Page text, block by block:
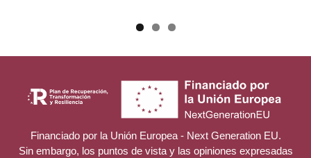
Financiado por la Unión Europea - Next Generation EU.
Sin embargo, los puntos de vista y las opiniones expresadas